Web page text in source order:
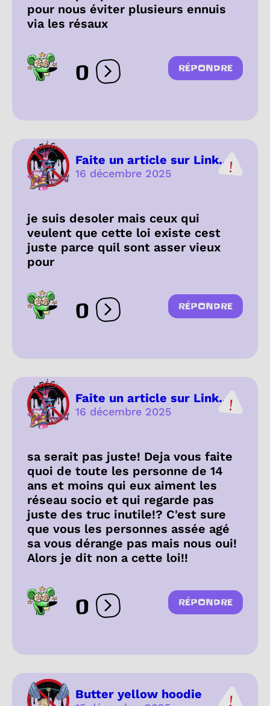
pour nous éviter plusieurs ennuis
via les résaux
0 Ouvrir les réactions
RÉPONDRE
Faite un article sur Link...
16 décembre 2025
je suis desoler mais ceux qui
veulent que cette loi existe cest
juste parce quil sont asser vieux
pour
0 Ouvrir les réactions
RÉPONDRE
Faite un article sur Link...
16 décembre 2025
sa serait pas juste! Deja vous faite
quoi de toute les personne de 14
ans et moins qui eux aiment les
réseau socio et qui regarde pas
juste des truc inutile!? C'est sure
que vous les personnes assée agé
sa vous dérange pas mais nous oui!
Alors je dit non a cette loi!!
0 Ouvrir les réactions
RÉPONDRE
Butter yellow hoodie